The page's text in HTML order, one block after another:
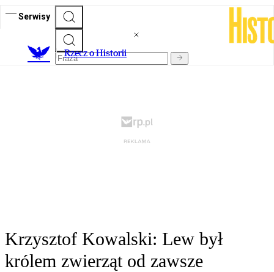
Serwisy
Rzecz o Historii
Krzysztof Kowalski: Lew był
królem zwierząt od zawsze